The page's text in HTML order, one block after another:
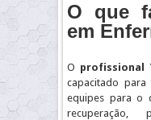
O que
em
O profissional
capacitado para
equipes para o
recuperação,